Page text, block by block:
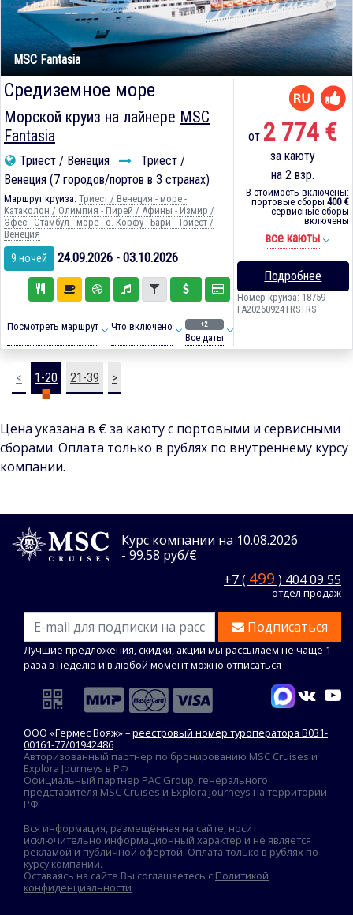
MSC Fantasia
Средиземное море
Морской круиз на лайнере MSC
Fantasia
Триест / Венеция
Триест /
Венеция (7 городов/портов в 3 странах)
Маршрут круиза: Триест / Венеция - море -
Катаколон / Олимпия - Пирей / Афины - Измир /
Эфес - Стамбул - море - о. Корфу - Бари - Триест /
Венеция
9 ночей 24.09.2026 - 03.10.2026
Посмотреть маршрут Что включено +2
Все даты
от 2 774 €
за каюту
на 2 взр.
В стоимость включены:
портовые сборы 400 €
сервисные сборы
включены
все каюты
Подробнее
Номер круиза: 18759-
FA20260924TRSTRS
< 1-20 21-39 >
Цена указана в € за каюту с портовыми и сервисными
сборами. Оплата только в рублях по внутреннему курсу
компании.
Курс компании на 10.08.2026
- 99.58 руб/€
+7 ( 499 ) 404 09 55
отдел продаж
Подписаться
Лучшие предложения, скидки, акции мы рассылаем не чаще 1
раза в неделю и в любой момент можно отписаться
ООО «Гермес Вояж» –реестровый номер туроператора В031-
00161-77/01942486
Авторизованный партнер по бронированию MSC Cruises и
Explora Journeys в РФ
Официальный партнер PAC Group, генерального
представителя MSC Cruises и Explora Journeys на территории
РФ
Вся информация, размещённая на сайте, носит
исключительно информационный характер и не является
рекламой и публичной офертой. Оплата только в рублях по
курсу компании.
Оставаясь на сайте Вы соглашаетесь с Политикой
конфиденциальности